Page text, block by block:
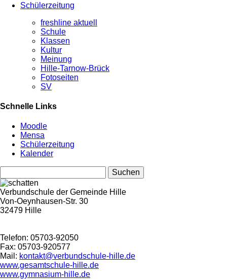
Schülerzeitung
freshline aktuell
Schule
Klassen
Kultur
Meinung
Hille-Tarnow-Brück
Fotoseiten
SV
Schnelle Links
Moodle
Mensa
Schülerzeitung
Kalender
nach:
Verbundschule der Gemeinde Hille
Von-Oeynhausen-Str. 30
32479 Hille
Telefon: 05703-92050
Fax: 05703-920577
Mail: kontakt@verbundschule-hille.de
www.gesamtschule-hille.de
www.gymnasium-hille.de